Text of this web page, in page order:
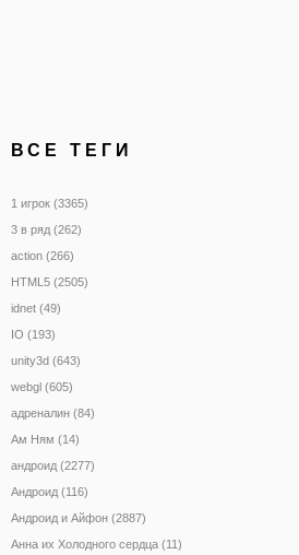
ВСЕ ТЕГИ
1 игрок (3365)
3 в ряд (262)
action (266)
HTML5 (2505)
idnet (49)
IO (193)
unity3d (643)
webgl (605)
адреналин (84)
Ам Ням (14)
андроид (2277)
Андроид (116)
Андроид и Айфон (2887)
Анна их Холодного сердца (11)